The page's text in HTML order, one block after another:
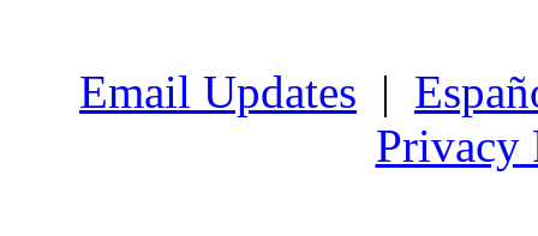
Email Updates |
Privacy